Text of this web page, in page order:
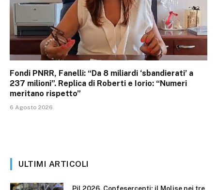
Fondi PNRR, Fanelli: “Da 8 miliardi ‘sbandierati’ a
237 milioni”. Replica di Roberti e Iorio: “Numeri
meritano rispetto”
6 Agosto 2026
ULTIMI ARTICOLI